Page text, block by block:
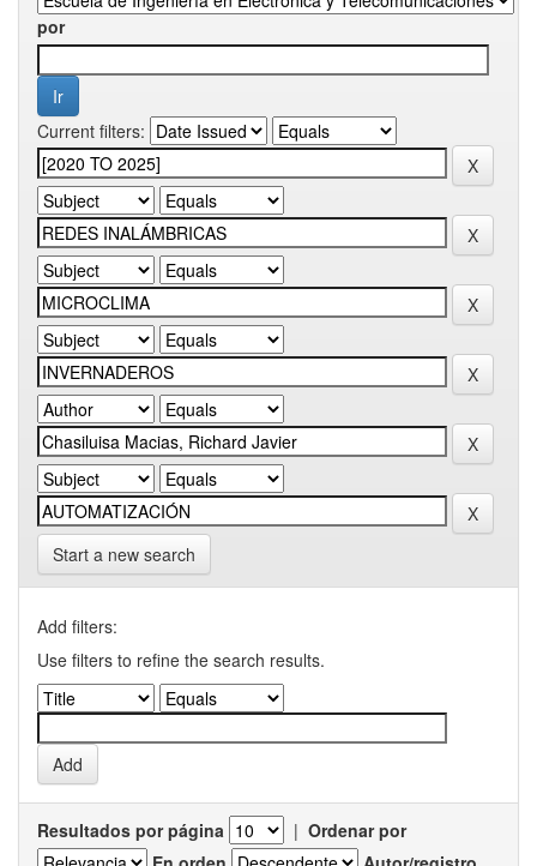
por
Current filters:
Start a new search
Add filters:
Use filters to refine the search results.
Resultados por página | Ordenar por